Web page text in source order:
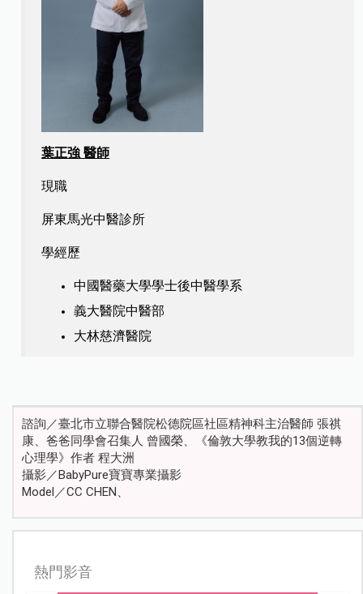
葉正強 醫師
現職
屏東馬光中醫診所
學經歷
中國醫藥大學學士後中醫學系
義大醫院中醫部
大林慈濟醫院
諮詢／臺北市立聯合醫院松德院區社區精神科主治醫師 張祺
康、爸爸同學會召集人 曾國榮、《倫敦大學教我的13個逆轉
心理學》作者 程大洲
攝影／BabyPure寶寶專業攝影
Model／CC CHEN、
熱門影音